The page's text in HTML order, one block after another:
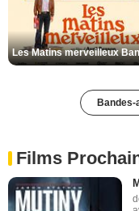
Bandes-
Films